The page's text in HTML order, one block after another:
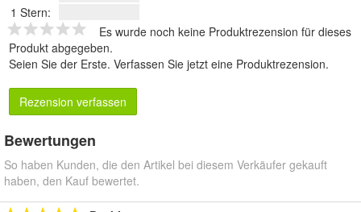
1 Stern:
Es wurde noch keine Produktrezension für dieses
Produkt abgegeben.
Seien Sie der Erste. Verfassen Sie jetzt eine Produktrezension.
Rezension verfassen
Bewertungen
So haben Kunden, die den Artikel bei diesem Verkäufer gekauft
haben, den Kauf bewertet.